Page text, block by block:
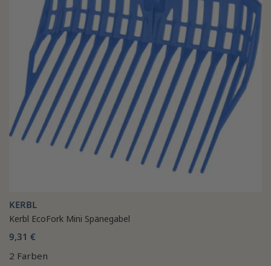
KERBL
Kerbl EcoFork Mini Spänegabel
9,31 €
2 Farben